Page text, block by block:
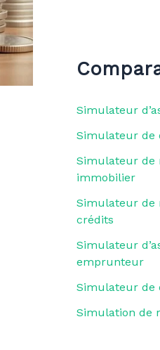
Simulateur
Simulateur de
Simulateur de
immobilier
Simulateur de
crédits
Simulateur
emprunteur
Simulateur de
Simulation de